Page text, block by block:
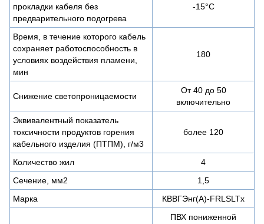
прокладки кабеля без
предварительного подогрева
-15°С
Время, в течение которого кабель
сохраняет работоспособность в
условиях воздействия пламени,
мин
180
Снижение светопроницаемости
От 40 до 50
включительно
Эквивалентный показатель
токсичности продуктов горения
кабельного изделия (ПТПМ), г/м3
более 120
Количество жил
4
Сечение, мм2
1,5
Марка
КВВГЭнг(А)-FRLSLTx
ПВХ пониженной